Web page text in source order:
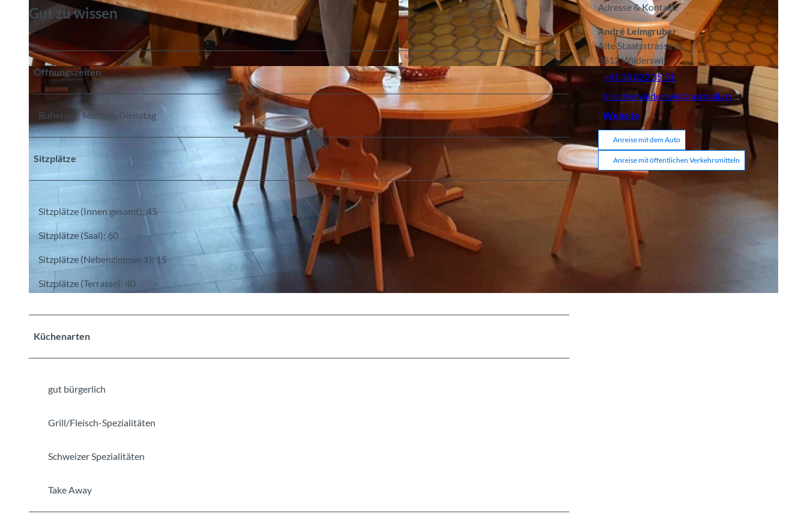
©CC-BY-SA ©CC-BY-SA
Gut zu wissen
Öffnungszeiten
Ruhetage: Montag, Dienstag
Sitzplätze
Sitzplätze (Innen gesamt): 45
Sitzplätze (Saal): 60
Sitzplätze (Nebenzimmer 1): 15
Sitzplätze (Terrasse): 40
Küchenarten
gut bürgerlich
Grill/Fleisch-Spezialitäten
Schweizer Spezialitäten
Take Away
Adresse & Kontakt:
André Leimgruber
Alte Staatsstrasse 6
3812Wilderswil
+41 33 822 35 51
hirschenwilderswil@hotmail.ch
Website
Anreise mit dem Auto
Anreise mit öffentlichen Verkehrsmitteln